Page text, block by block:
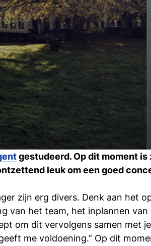
gestudeerd. Op dit moment
leuk om een goed
zijn erg divers. Denk aan het
van het team, het inplannen van
om dit vervolgens samen met
me voldoening.” Op dit